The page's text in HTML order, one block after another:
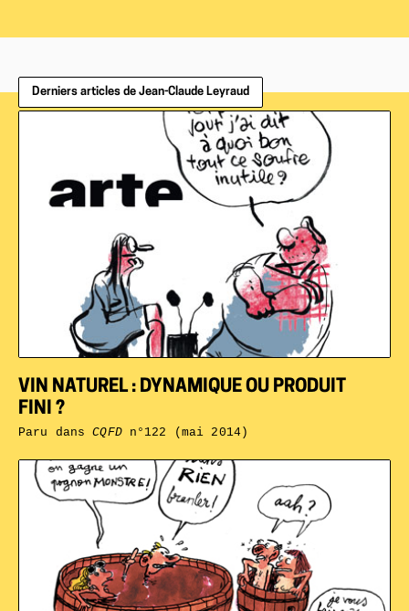
Derniers articles de Jean-Claude Leyraud
VIN NATUREL : DYNAMIQUE OU PRODUIT
FINI ?
Paru dansCQFDn°122 (mai 2014)